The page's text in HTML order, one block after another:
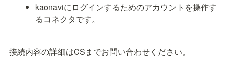
kaonaviにログインするためのアカウントを操作す
るコネクタです。
接続内容の詳細はCSまでお問い合わせください。